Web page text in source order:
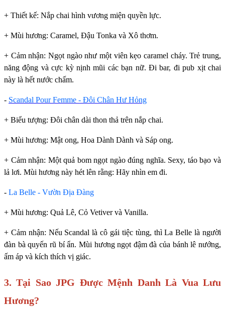
+ Thiết kế: Nắp chai hình vương miện quyền lực.
+ Mùi hương: Caramel, Đậu Tonka và Xô thơm.
+ Cảm nhận: Ngọt ngào như một viên kẹo caramel cháy. Trẻ trung,
năng động và cực kỳ nịnh mũi các bạn nữ. Đi bar, đi pub xịt chai
này là hết nước chấm.
- Scandal Pour Femme - Đôi Chân Hư Hỏng
+ Biểu tượng: Đôi chân dài thon thả trên nắp chai.
+ Mùi hương: Mật ong, Hoa Dành Dành và Sáp ong.
+ Cảm nhận: Một quả bom ngọt ngào đúng nghĩa. Sexy, táo bạo và
lả lơi. Mùi hương này hét lên rằng: Hãy nhìn em đi.
- La Belle - Vườn Địa Đàng
+ Mùi hương: Quả Lê, Cỏ Vetiver và Vanilla.
+ Cảm nhận: Nếu Scandal là cô gái tiệc tùng, thì La Belle là người
đàn bà quyến rũ bí ẩn. Mùi hương ngọt đậm đà của bánh lê nướng,
ấm áp và kích thích vị giác.
3. Tại Sao JPG Được Mệnh Danh Là Vua Lưu
Hương?